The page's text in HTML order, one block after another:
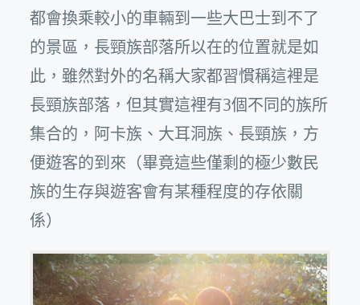
都會換乘較小的車輛到一些大巴士到不了
的景區，長頸族部落所以在的位置就是如
此，雖然對外的名稱大家都習慣稱這裡是
長頸族部落，但其實這裡有3個不同的族所
集合的，阿卡族、大耳洞族、長頸族，方
便遊客的到來（畢竟這些僅剩的極少數民
族的生存與遊客會有某種程度的存依關
係）